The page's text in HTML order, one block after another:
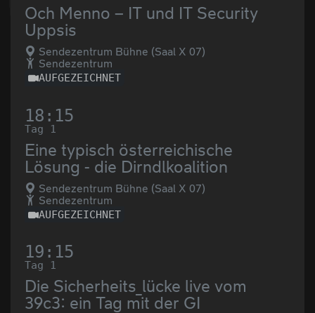
Och Menno – IT und IT Security
Uppsis
Sendezentrum Bühne (Saal X 07)
Sendezentrum
AUFGEZEICHNET
18:15
Tag 1
Eine typisch österreichische
Lösung - die Dirndlkoalition
Sendezentrum Bühne (Saal X 07)
Sendezentrum
AUFGEZEICHNET
19:15
Tag 1
Die Sicherheits_lücke live vom
39c3: ein Tag mit der GI